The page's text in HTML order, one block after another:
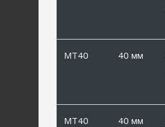
MT40 40 мм
MT40
40 мм